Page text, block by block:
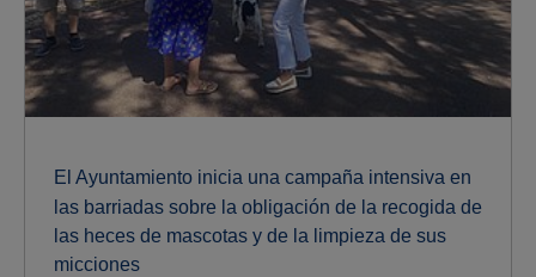
El Ayuntamiento inicia una campaña intensiva en
las barriadas sobre la obligación de la recogida de
las heces de mascotas y de la limpieza de sus
micciones